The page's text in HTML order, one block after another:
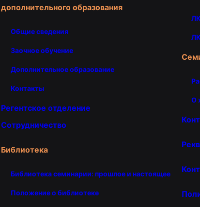
дополнительного образования
Общие сведения
Заочное обучение
Дополнительное образование
Контакты
Регентское отделение
Сотрудничество
Библиотека
Библиотека семинарии: прошлое и настоящее
Положение о библиотеке
О